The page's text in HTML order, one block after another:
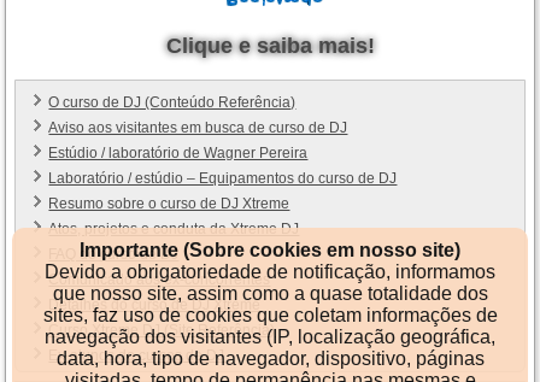
Clique e saiba mais!
O curso de DJ (Conteúdo Referência)
Aviso aos visitantes em busca de curso de DJ
Estúdio / laboratório de Wagner Pereira
Laboratório / estúdio – Equipamentos do curso de DJ
Resumo sobre o curso de DJ Xtreme
Atos, projetos e conduta da Xtreme DJ
FAQ do curso de DJ
Comunicado aos ex-concorrentes
Detalhes do curso de DJ Xtreme
Curso Xtreme DJ (Site Referência)
Ex-alunos do cursos de DJ
Importante (Sobre cookies em nosso site)
Devido a obrigatoriedade de notificação, informamos
que nosso site, assim como a quase totalidade dos
sites, faz uso de cookies que coletam informações de
navegação dos visitantes (IP, localização geográfica,
data, hora, tipo de navegador, dispositivo, páginas